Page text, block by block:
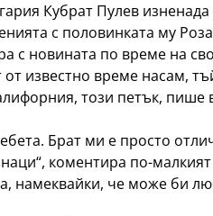
Кубрат Пулев
с половинката му
с новината по време на
известно време насам,
този петък, пише
Брат ми е просто
коментира по-
намеквайки, че може би